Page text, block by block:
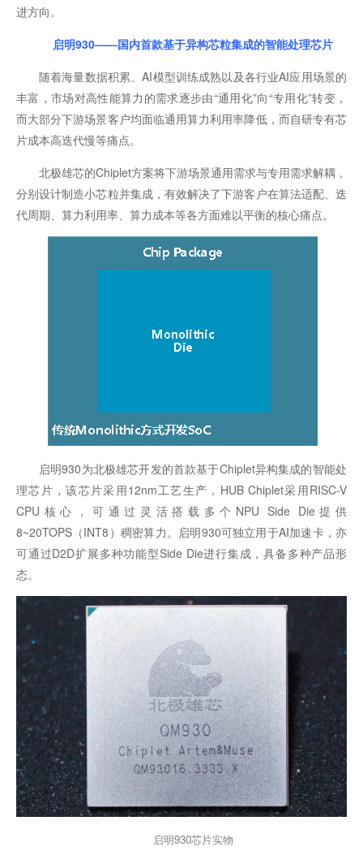
进方向。
启明930——国内首款基于异构芯粒集成的智能处理芯片
随着海量数据积累、AI模型训练成熟以及各行业AI应用场景的
丰富，市场对高性能算力的需求逐步由“通用化”向“专用化”转变，
而大部分下游场景客户均面临通用算力利用率降低，而自研专有芯
片成本高迭代慢等痛点。
北极雄芯的Chiplet方案将下游场景通用需求与专用需求解耦，
分别设计制造小芯粒并集成，有效解决了下游客户在算法适配、迭
代周期、算力利用率、算力成本等各方面难以平衡的核心痛点。
启明930为北极雄芯开发的首款基于Chiplet异构集成的智能处
理芯片，该芯片采用12nm工艺生产，HUB Chiplet采用RISC-V
CPU核心，可通过灵活搭载多个NPU Side Die提供
8~20TOPS（INT8）稠密算力。启明930可独立用于AI加速卡，亦
可通过D2D扩展多种功能型Side Die进行集成，具备多种产品形
态。
启明930芯片实物